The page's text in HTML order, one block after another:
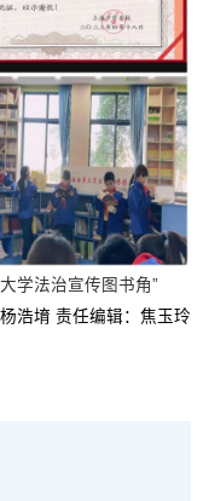
学法治宣传图书角”
浩堉 责任编辑：焦玉玲